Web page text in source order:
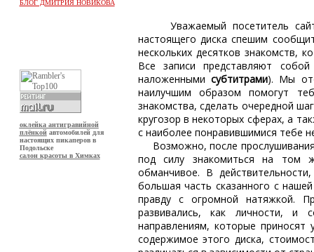
БЛОГ ДМИТРИЯ НОВИКОВА
оклейка антигравийной
плёнкойавтомобилей для
настоящих пикаперов в
Подольске
салон красоты в Химках
Уважаемый посетитель
настоящего диска спешим
нескольких десятков знакомств,
Все записи представляют
наложенными субтитрами). Мы
наилучшим образом помогут
знакомства, сделать очередной
кругозор в некоторых сферах, а
с наиболее понравившимися тебе
Возможно, после прослушивания
под силу знакомиться на том
обманчивое. В
большая часть сказанного с
правду с огромной натяжкой.
развивались, как личности, и
направлениям, которые
содержимое этого диска,